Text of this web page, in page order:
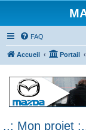
FAQ
Accueil Portail
..: Mon projet